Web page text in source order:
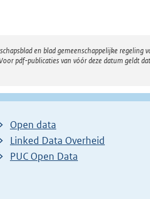
en blad gemeenschappelijke
pdf-publicaties van vóór deze datum geldt
Open data
Linked Data Overheid
PUC Open Data